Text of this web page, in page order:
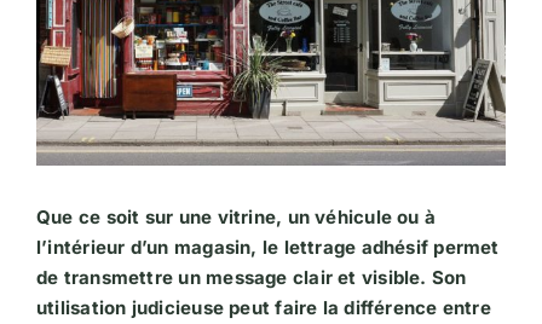
Que ce soit sur une vitrine, un véhicule ou à
l’intérieur d’un magasin, le lettrage adhésif permet
de transmettre un message clair et visible. Son
utilisation judicieuse peut faire la différence entre